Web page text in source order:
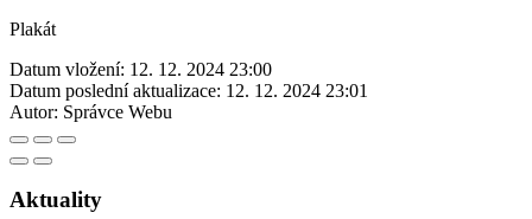
Plakát
Datum vložení: 12. 12. 2024 23:00
Datum poslední aktualizace: 12. 12. 2024 23:01
Autor: Správce Webu
Aktuality